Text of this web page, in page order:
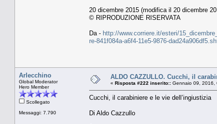
20 dicembre 2015 (modifica il 20 dicembre
© RIPRODUZIONE RISERVATA
Da - http://www.corriere.it/esteri/
re-841f084a-a6f4-11e5-9876-
Arlecchino
Global Moderator
Hero Member
Scollegato
Messaggi: 7.790
ALDO CAZZULLO. Cucchi, il
« Risposta #222 inserito:: Gennaio 09, 2016,
Cucchi, il carabiniere e le vie dell’ingiustizia
Di Aldo Cazzullo